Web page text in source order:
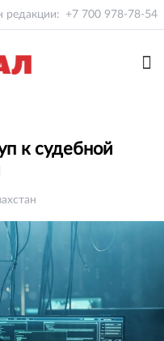
редакции: +7 700 978-78-54
к судебной